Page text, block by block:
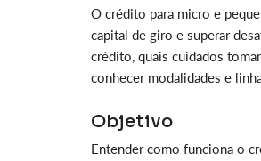
O crédito para micro e
capital de giro e superar
crédito, quais cuidados
conhecer modalidades e
Objetivo
Entender como funciona o